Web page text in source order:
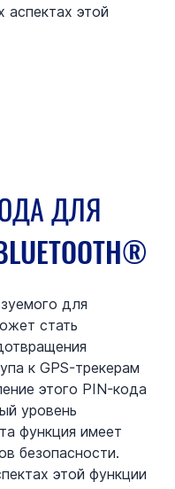
аспектах этой
ДЛЯ
для
стать
к GPS-трекерам
этого PIN-кода
уровень
функция имеет
безопасности.
этой функции